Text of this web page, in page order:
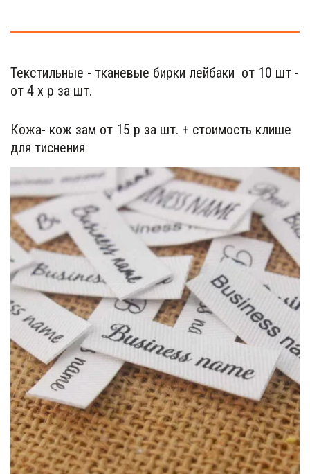
Текстильные - тканевые бирки лейбаки  от 10 шт -
от 4 х р за шт.
Кожа- кож зам от 15 р за шт. + стоимость клише
для тиснения